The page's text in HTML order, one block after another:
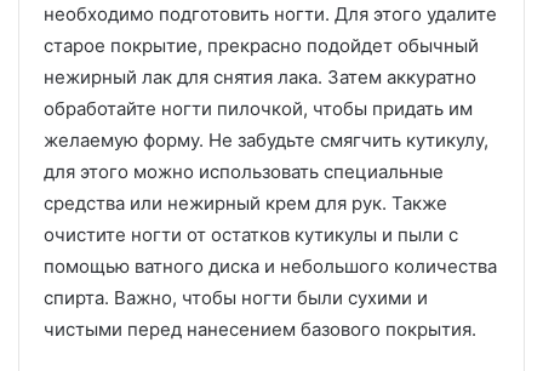
необходимо подготовить ногти. Для этого удалите
старое покрытие, прекрасно подойдет обычный
нежирный лак для снятия лака. Затем аккуратно
обработайте ногти пилочкой, чтобы придать им
желаемую форму. Не забудьте смягчить кутикулу,
для этого можно использовать специальные
средства или нежирный крем для рук. Также
очистите ногти от остатков кутикулы и пыли с
помощью ватного диска и небольшого количества
спирта. Важно, чтобы ногти были сухими и
чистыми перед нанесением базового покрытия.